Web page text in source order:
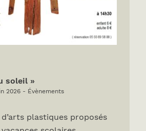
soleil »
2026 - Évènements
plastiques proposés